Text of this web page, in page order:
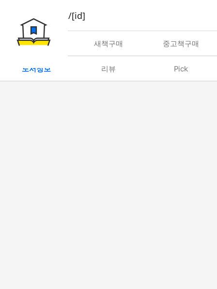
book/rent/[id]
대여 새책구매 중고책구매
도서정보 리뷰 Pick